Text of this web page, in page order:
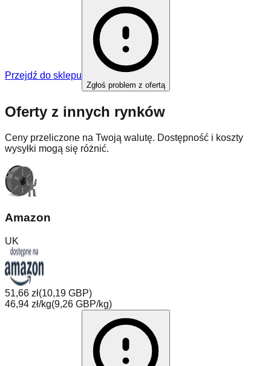
Przejdź do sklepu
Zgłoś problem z ofertą
Oferty z innych rynków
Ceny przeliczone na Twoją walutę. Dostępność i koszty
wysyłki mogą się różnić.
Amazon
UK
51,66 zł(10,19 GBP)
46,94 zł/kg(9,26 GBP/kg)